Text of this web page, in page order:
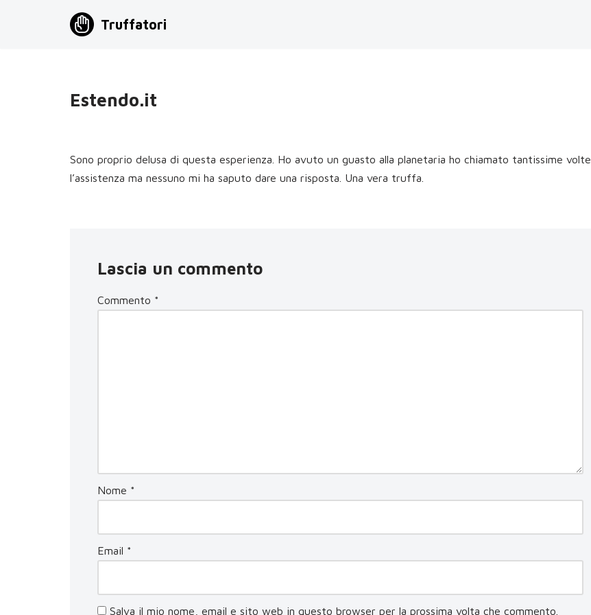
Truffatori
Estendo.it
Sono proprio delusa di questa esperienza. Ho avuto un guasto alla planetaria ho chiamato tantissime volte
l’assistenza ma nessuno mi ha saputo dare una risposta. Una vera truffa.
Lascia un commento
Commento *
Nome *
Email *
Salva il mio nome, email e sito web in questo browser per la prossima volta che commento.